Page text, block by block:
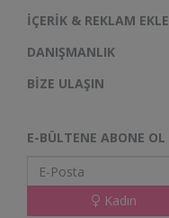
İÇERIK & REKLAM EKLE
DANIŞMANLIK
BIZE ULAŞIN
E-BÜLTENE ABONE OL
Kadın